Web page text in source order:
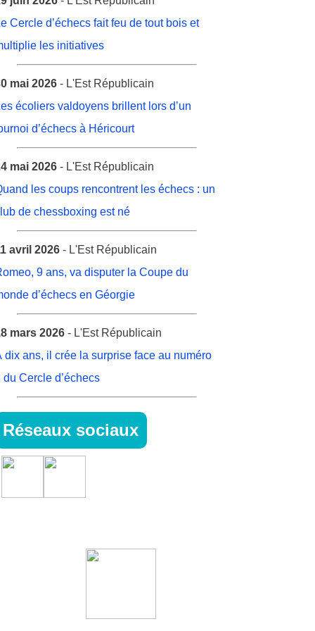
Cercle d’échecs fait feu de tout bois et
les initiatives
mai 2026- L'Est Républicain
écoliers valdoyens brillent lors d’un
d’échecs à Héricourt
mai 2026- L'Est Républicain
les coups rencontrent les échecs : un
de chessboxing est né
avril 2026- L'Est Républicain
9 ans, va disputer la Coupe du
d’échecs en Géorgie
mars 2026- L'Est Républicain
dix ans, il crée la surprise face au numéro
du Cercle d’échecs
Réseaux sociaux